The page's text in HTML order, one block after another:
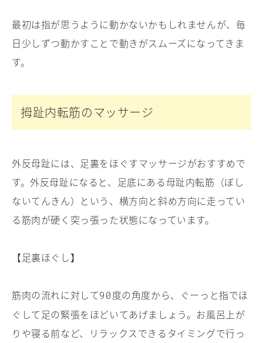
最初は指が思うように動かないかもしれませんが、毎
日少しずつ動かすことで動きがスムーズになってきま
す。
拇趾内転筋のマッサージ
外反母趾には、足裏をほぐすマッサージがおすすめで
す。外反母趾になると、足底にある母趾内転筋（ぼし
ないてんきん）という、横方向と斜め方向に走ってい
る筋肉が硬く突っ張った状態になっています。
【足裏ほぐし】
筋肉の流れに対して90度の角度から、ぐーっと指でほ
ぐして足の緊張をほどいてあげましょう。お風呂上が
りや寝る前など、リラックスできるタイミングで行っ